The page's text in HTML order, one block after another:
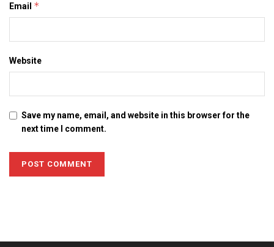
Email *
Website
Save my name, email, and website in this browser for the
next time I comment.